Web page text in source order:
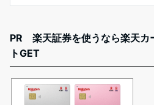
PR 楽天証券を使うなら楽天カ
トGET